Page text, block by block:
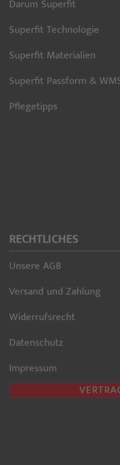
Darum Superfit
Superfit Technologie
Superfit Materialien
Superfit Passform &
Pflegetipps
RECHTLICHES
Unsere AGB
Versand und Zahlung
Widerrufsrecht
Datenschutz
Impressum